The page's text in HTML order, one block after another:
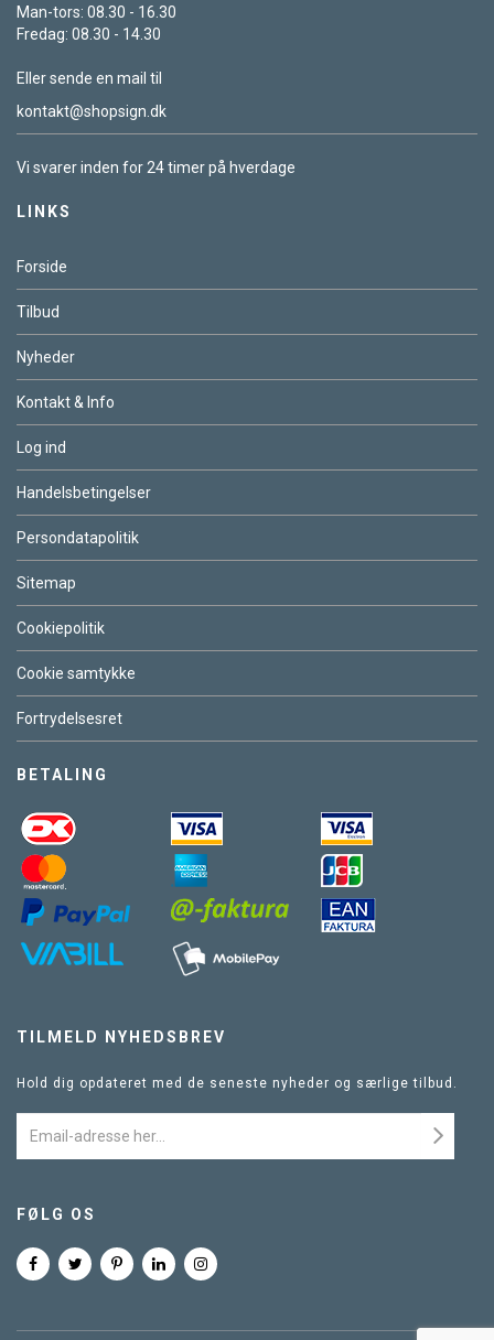
Man-tors: 08.30 - 16.30
Fredag: 08.30 - 14.30
Eller sende en mail til
kontakt@shopsign.dk
Vi svarer inden for 24 timer på hverdage
LINKS
Forside
Tilbud
Nyheder
Kontakt & Info
Log ind
Handelsbetingelser
Persondatapolitik
Sitemap
Cookiepolitik
Cookie samtykke
Fortrydelsesret
BETALING
TILMELD NYHEDSBREV
Hold dig opdateret med de seneste nyheder og særlige tilbud.
FØLG OS